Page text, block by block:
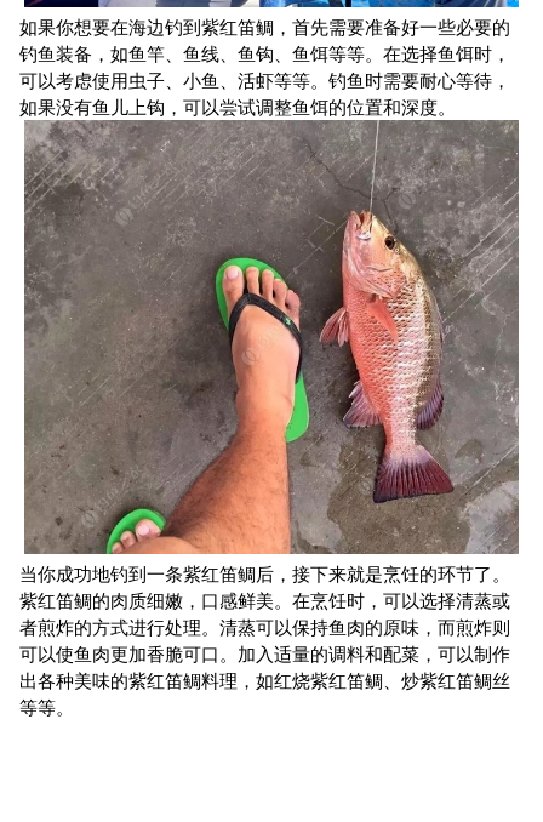
如果你想要在海边钓到紫红笛鲷，首先需要准备好一些必要的
钓鱼装备，如鱼竿、鱼线、鱼钩、鱼饵等等。在选择鱼饵时，
可以考虑使用虫子、小鱼、活虾等等。钓鱼时需要耐心等待，
如果没有鱼儿上钩，可以尝试调整鱼饵的位置和深度。
当你成功地钓到一条紫红笛鲷后，接下来就是烹饪的环节了。
紫红笛鲷的肉质细嫩，口感鲜美。在烹饪时，可以选择清蒸或
者煎炸的方式进行处理。清蒸可以保持鱼肉的原味，而煎炸则
可以使鱼肉更加香脆可口。加入适量的调料和配菜，可以制作
出各种美味的紫红笛鲷料理，如红烧紫红笛鲷、炒紫红笛鲷丝
等等。